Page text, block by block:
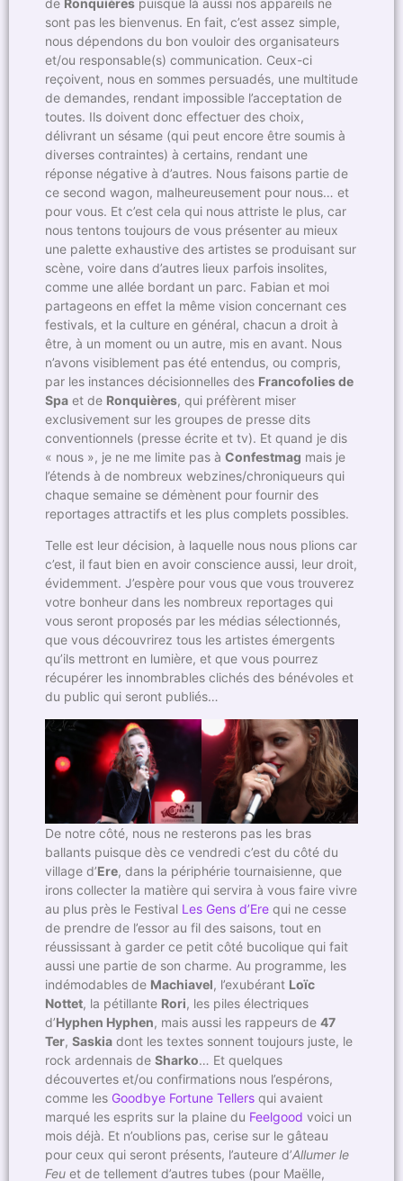
de Ronquières puisque là aussi nos appareils ne
sont pas les bienvenus. En fait, c’est assez simple,
nous dépendons du bon vouloir des organisateurs
et/ou responsable(s) communication. Ceux-ci
reçoivent, nous en sommes persuadés, une multitude
de demandes, rendant impossible l’acceptation de
toutes. Ils doivent donc effectuer des choix,
délivrant un sésame (qui peut encore être soumis à
diverses contraintes) à certains, rendant une
réponse négative à d’autres. Nous faisons partie de
ce second wagon, malheureusement pour nous… et
pour vous. Et c’est cela qui nous attriste le plus, car
nous tentons toujours de vous présenter au mieux
une palette exhaustive des artistes se produisant sur
scène, voire dans d’autres lieux parfois insolites,
comme une allée bordant un parc. Fabian et moi
partageons en effet la même vision concernant ces
festivals, et la culture en général, chacun a droit à
être, à un moment ou un autre, mis en avant. Nous
n’avons visiblement pas été entendus, ou compris,
par les instances décisionnelles des Francofolies de
Spa et de Ronquières, qui préfèrent miser
exclusivement sur les groupes de presse dits
conventionnels (presse écrite et tv). Et quand je dis
« nous », je ne me limite pas à Confestmag mais je
l’étends à de nombreux webzines/chroniqueurs qui
chaque semaine se démènent pour fournir des
reportages attractifs et les plus complets possibles.
Telle est leur décision, à laquelle nous nous plions car
c’est, il faut bien en avoir conscience aussi, leur droit,
évidemment. J’espère pour vous que vous trouverez
votre bonheur dans les nombreux reportages qui
vous seront proposés par les médias sélectionnés,
que vous découvrirez tous les artistes émergents
qu’ils mettront en lumière, et que vous pourrez
récupérer les innombrables clichés des bénévoles et
du public qui seront publiés…
De notre côté, nous ne resterons pas les bras
ballants puisque dès ce vendredi c’est du côté du
village d’Ere, dans la périphérie tournaisienne, que
irons collecter la matière qui servira à vous faire vivre
au plus près le Festival Les Gens d’Ere qui ne cesse
de prendre de l’essor au fil des saisons, tout en
réussissant à garder ce petit côté bucolique qui fait
aussi une partie de son charme. Au programme, les
indémodables de Machiavel, l’exubérant Loïc
Nottet, la pétillante Rori, les piles électriques
d’Hyphen Hyphen, mais aussi les rappeurs de 47
Ter, Saskia dont les textes sonnent toujours juste, le
rock ardennais de Sharko… Et quelques
découvertes et/ou confirmations nous l’espérons,
comme les Goodbye Fortune Tellers qui avaient
marqué les esprits sur la plaine du Feelgood voici un
mois déjà. Et n’oublions pas, cerise sur le gâteau
pour ceux qui seront présents, l’auteure d’Allumer le
Feu et de tellement d’autres tubes (pour Maëlle,